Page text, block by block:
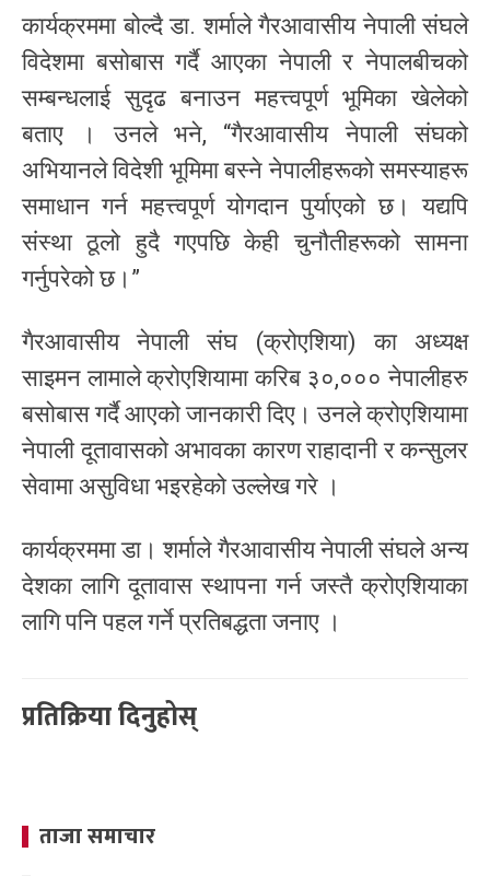
कार्यक्रममा बोल्दै डा. शर्माले गैरआवासीय नेपाली संघले
विदेशमा बसोबास गर्दै आएका नेपाली र नेपालबीचको
सम्बन्धलाई सुदृढ बनाउन महत्त्वपूर्ण भूमिका खेलेको
बताए । उनले भने, “गैरआवासीय नेपाली संघको
अभियानले विदेशी भूमिमा बस्ने नेपालीहरूको समस्याहरू
समाधान गर्न महत्त्वपूर्ण योगदान पुर्याएको छ। यद्यपि
संस्था ठूलो हुदै गएपछि केही चुनौतीहरूको सामना
गर्नुपरेको छ।”
गैरआवासीय नेपाली संघ (क्रोएशिया) का अध्यक्ष
साइमन लामाले क्रोएशियामा करिब ३०,००० नेपालीहरु
बसोबास गर्दै आएको जानकारी दिए। उनले क्रोएशियामा
नेपाली दूतावासको अभावका कारण राहादानी र कन्सुलर
सेवामा असुविधा भइरहेको उल्लेख गरे ।
कार्यक्रममा डा। शर्माले गैरआवासीय नेपाली संघले अन्य
देशका लागि दूतावास स्थापना गर्न जस्तै क्रोएशियाका
लागि पनि पहल गर्ने प्रतिबद्धता जनाए ।
प्रतिक्रिया दिनुहोस्
ताजा समाचार